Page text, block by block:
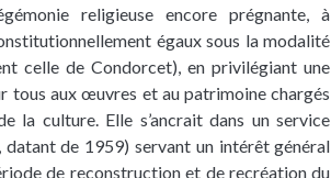
religieuse encore prégnante, à
égaux sous la modalité
celle de Condorcet), en privilégiant une
tous aux œuvres et au patrimoine chargés
la culture. Elle s’ancrait dans un service
de 1959) servant un intérêt général
de reconstruction et de recréation du